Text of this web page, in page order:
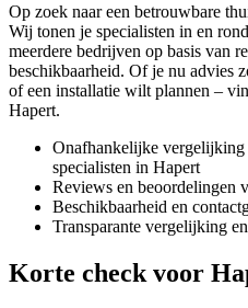
Op zoek naar een betrouwbare
Wij tonen je specialisten in en rond
meerdere bedrijven op basis van
beschikbaarheid. Of je nu advies
of een installatie wilt plannen –
Hapert.
Onafhankelijke
specialisten in Hapert
Reviews en beoordelingen
Beschikbaarheid en
Transparante vergelijking
Korte check voor